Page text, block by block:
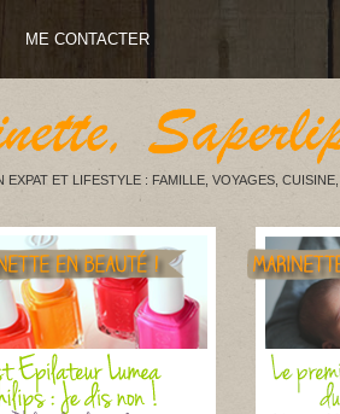
ME CONTACTER
EXPAT ET LIFESTYLE : FAMILLE, VOYAGES,